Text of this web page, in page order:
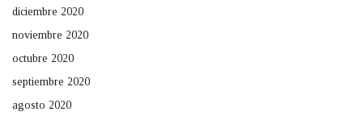
diciembre 2020
noviembre 2020
octubre 2020
septiembre 2020
agosto 2020